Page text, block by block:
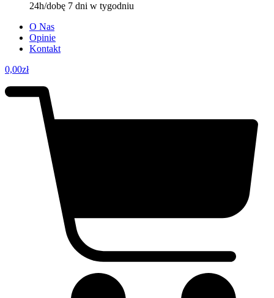
24h/dobę 7 dni w tygodniu
O Nas
Opinie
Kontakt
0,00zł